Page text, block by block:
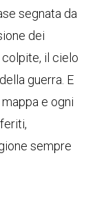
segnata da
dei
il cielo
guerra. E
e ogni
sempre